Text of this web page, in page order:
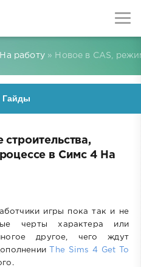
На работу» Новое в CAS,
Гайды
в Симс 4 На
игры пока так и не
черты характера или
другое, чего ждут
The Sims 4 Get To